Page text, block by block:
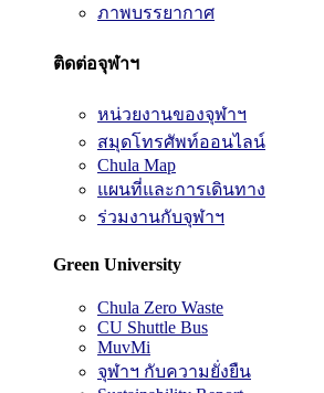
ภาพบรรยากาศ
ติดต่อจุฬาฯ
หน่วยงานของจุฬาฯ
สมุดโทรศัพท์ออนไลน์
Chula Map
แผนที่และการเดินทาง
ร่วมงานกับจุฬาฯ
Green University
Chula Zero Waste
CU Shuttle Bus
MuvMi
จุฬาฯ กับความยั่งยืน